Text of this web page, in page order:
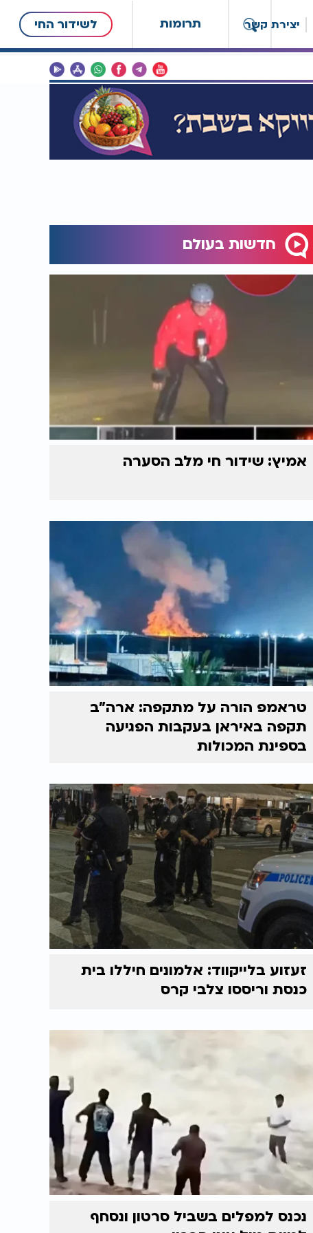
תרומות לשידור החי יצירת קשר
חדשות בעולם
אמיץ: שידור חי מלב הסערה
טראמפ הורה על מתקפה: ארה"ב
תקפה באיראן בעקבות הפגיעה
בספינת המכולות
זעזוע בלייקווד: אלמונים חיללו בית
כנסת וריססו צלבי קרס
נכנס למפלים בשביל סרטון ונסחף